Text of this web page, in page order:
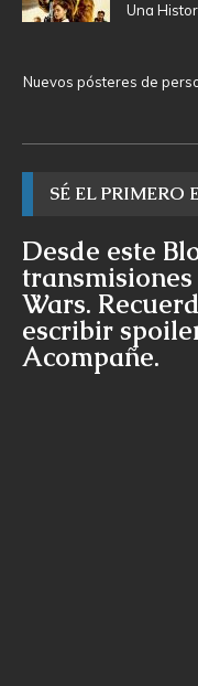
Una
Nuevos pósteres de
SÉ EL PRIMERO
Desde este
transmisiones
Wars.
escribir
Acompañe.